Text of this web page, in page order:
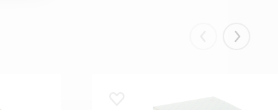
Eelmised